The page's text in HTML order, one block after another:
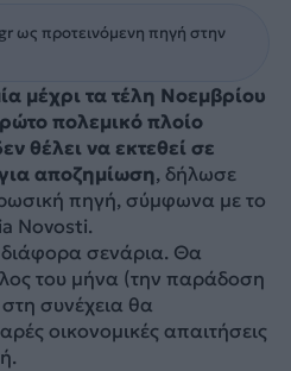
ως προτεινόμενη πηγή στην
μέχρι τα τέλη Νοεμβρίου
πολεμικό πλοίο
θέλει να εκτεθεί σε
αποζημίωση, δήλωσε
πηγή, σύμφωνα με το
Novosti.
διάφορα σενάρια. Θα
του μήνα (την παράδοση
συνέχεια θα
οικονομικές απαιτήσεις